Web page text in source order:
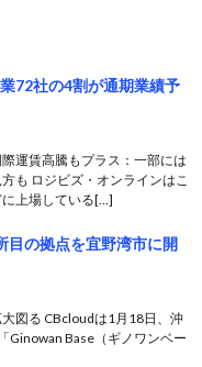
72社の4割が通期業績予
運賃高騰もプラス：一部には
も ロジビズ・オンラインはこ
上場している[…]
目の拠点を宜野湾市に開
図る CBcloudは1月18日、沖
Ginowan Base（ギノワンベー